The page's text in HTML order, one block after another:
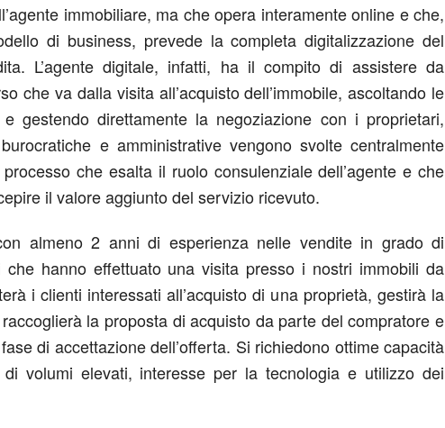
immobiliare, ma che opera interamente online e che,
di business, prevede la completa digitalizzazione del
L’agente digitale, infatti, ha il compito di assistere da
che va dalla visita all’acquisto dell’immobile, ascoltando le
gestendo direttamente la negoziazione con i proprietari,
e amministrative vengono svolte centralmente
che esalta il ruolo consulenziale dell’agente e che
il valore aggiunto del servizio ricevuto.
almeno 2 anni di esperienza nelle vendite in grado di
hanno effettuato una visita presso i nostri immobili da
i clienti interessati all’acquisto di una proprietà, gestirà la
la proposta di acquisto da parte del compratore e
di accettazione dell’offerta. Si richiedono ottime capacità
volumi elevati, interesse per la tecnologia e utilizzo dei